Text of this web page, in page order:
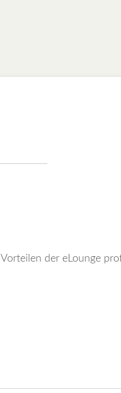
der eLounge